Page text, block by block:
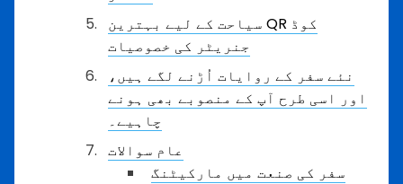
سیاحت کے لیے بہترین QR کوڈ
جنریٹر کی خصوصیات
نئے سفر کے روایات اُڑنے لگے ہیں،
اور اسی طرح آپ کے منصوبے بھی ہونے
چاہیے۔
عام سوالات
سفر کی صنعت میں مارکیٹنگ